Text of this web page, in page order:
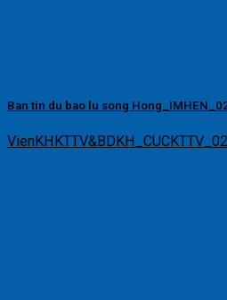
Ban tin du bao lu song